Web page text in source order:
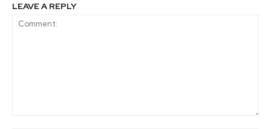
LEAVE A REPLY